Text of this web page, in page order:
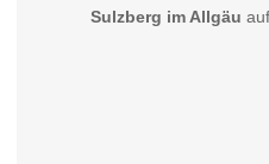
Sulzberg im Allgäu